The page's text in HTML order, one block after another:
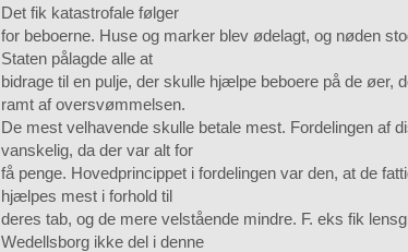
Det fik katastrofale følger
for beboerne. Huse og marker blev ødelagt, og nøden
Staten pålagde alle at
bidrage til en pulje, der skulle hjælpe beboere på de øer,
ramt af oversvømmelsen.
De mest velhavende skulle betale mest. Fordelingen af
vanskelig, da der var alt for
få penge. Hovedprincippet i fordelingen var den, at de
hjælpes mest i forhold til
deres tab, og de mere velstående mindre. F. eks fik
Wedellsborg ikke del i denne